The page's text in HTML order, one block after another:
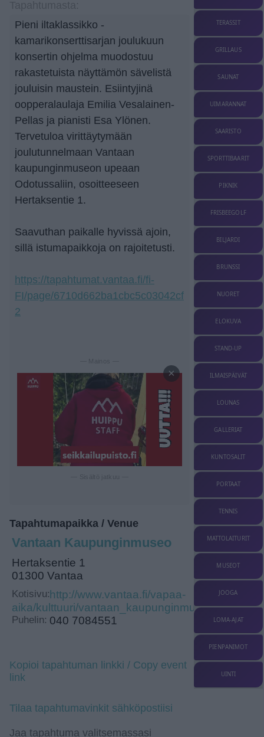
Pieni iltaklassikko -
kamarikonserttisarjan joulukuun
konsertin ohjelma muodostuu
rakastetuista näyttämön sävelistä
jouluisin maustein. Esiintyjinä
oopperalaulaja Emilia Vesalainen-
Pellas ja pianisti Esa Ylönen.
Tervetuloa virittäytymään
joulutunnelmaan Vantaan
kaupunginmuseon upeaan
Odotussaliin, osoitteeseen
Hertaksentie 1.
Saavuthan paikalle hyvissä ajoin,
sillä istumapaikkoja on rajoitetusti.
https://tapahtumat.vantaa.fi/fi-
FI/page/6710d662ba1cbc5c03042cf
2
— Mainos —
×
Tapahtumapaikka / Venue
Vantaan Kaupunginmuseo
Hertaksentie 1
01300 Vantaa
Kotisivu: http://www.vantaa.fi/vapaa-
aika/kulttuuri/vantaan_kaupunginmuseo
Puhelin: 040 7084551
Kopioi tapahtuman linkki / Copy event
link
Tilaa tapahtumavinkit sähköpostiisi
Jaa tapahtuma valitsemassasi
TERASSIT
GRILLAUS
SAUNAT
UIMARANNAT
SAARISTO
SPORTTIBAARIT
PIKNIK
FRISBEEGOLF
BILJARDI
BRUNSSI
NUORET
ELOKUVA
STAND-UP
ILMAISPÄIVÄT
LOUNAS
GALLERIAT
KUNTOSALIT
PORTAAT
TENNIS
MATTOLAITURIT
MUSEOT
JOOGA
LOMA-AJAT
PIENPANIMOT
UINTI